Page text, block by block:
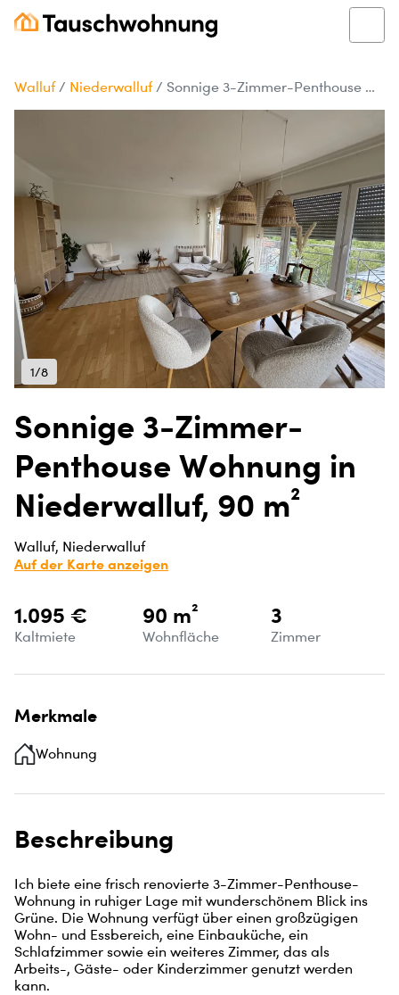
Walluf / Niederwalluf / Sonnige 3-Zimmer-Penthouse Wohnung in Niederwalluf, 90 m²
1/8
Sonnige 3-Zimmer-
Penthouse Wohnung in
Niederwalluf, 90 m²
Walluf, Niederwalluf
Auf der Karte anzeigen
1.095 €
Kaltmiete
90 m²
Wohnfläche
3
Zimmer
Merkmale
Wohnung
Beschreibung
Ich biete eine frisch renovierte 3-Zimmer-Penthouse-
Wohnung in ruhiger Lage mit wunderschönem Blick ins
Grüne. Die Wohnung verfügt über einen großzügigen
Wohn- und Essbereich, eine Einbauküche, ein
Schlafzimmer sowie ein weiteres Zimmer, das als
Arbeits-, Gäste- oder Kinderzimmer genutzt werden
kann.